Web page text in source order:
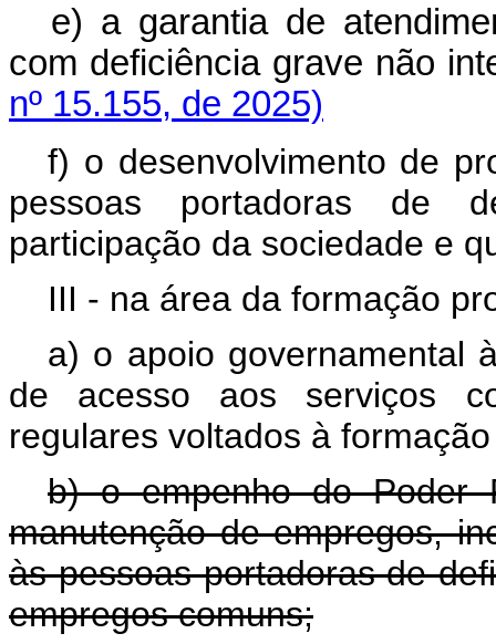
e) a garantia de
com deficiência grave não
nº 15.155, de 2025)
f) o desenvolvimento de
pessoas portadoras de
participação da sociedade e
III - na área da formação
a) o apoio governamental
de acesso aos serviços
regulares voltados à
b) o empenho do Poder
manutenção de empregos,
às pessoas portadoras de
empregos comuns;